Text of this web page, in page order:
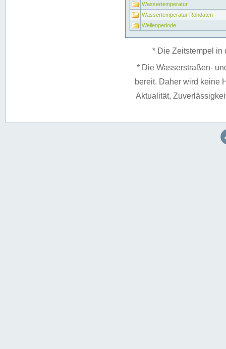
Wassertemperatur
Wassertemperatur Rohdaten
Wellenperiode
* Die Zeitstempel in
* Die Wasserstraßen-
bereit. Daher wird keine
Aktualität,